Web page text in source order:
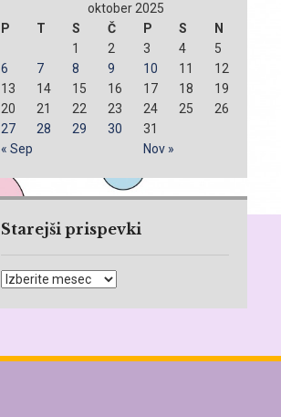
oktober 2025
P
T S Č P S
N
1
2 3 4
5
6
7 8 9 10 11
12
13
14 15 16 17 18
19
20
21 22 23 24 25
26
27
28 29 30
31
« Sep
Nov »
Starejši prispevki
Starejši